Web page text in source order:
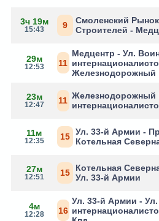
3ч 19м
15:43 9
Смоленский
Строителей -
29м
12:53 11
Медцентр - Ул.
Железнодорожный
23м
12:47 11 Железнодорожный
11м
12:35 15 Ул. 33-й Армии -
Котельная
27м
12:51 15
Котельная
Ул. 33-й Армии
4м
12:28 16
Ул. 33-й Армии -